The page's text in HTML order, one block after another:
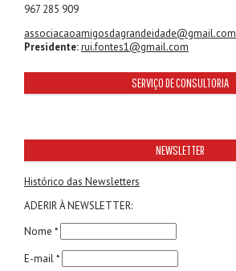
967 285 909
associacaoamigosdagrandeidade@gmail.com
Presidente:rui.fontes1@gmail.com
SERVIÇO DE CONSULTORIA
NEWSLETTER
Histórico das Newsletters
ADERIR À NEWSLETTER:
Nome *
E-mail *